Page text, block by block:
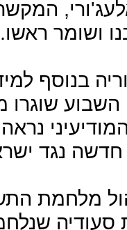
המקשר
ושומר ראשו.
בנוסף
חדשה נגד
מלחמת
סעודיה